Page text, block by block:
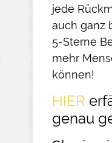
jede
auch ganz
5-Sterne
mehr
können!
HIER
genau